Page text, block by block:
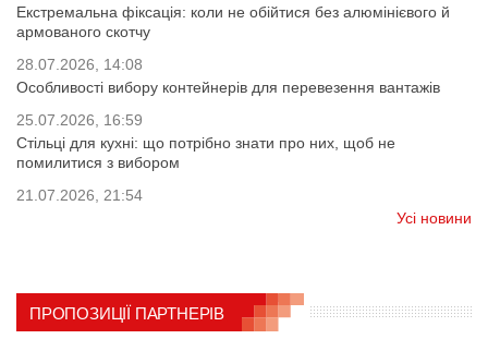
Екстремальна фіксація: коли не обійтися без алюмінієвого й
армованого скотчу
28.07.2026, 14:08
Особливості вибору контейнерів для перевезення вантажів
25.07.2026, 16:59
Стільці для кухні: що потрібно знати про них, щоб не
помилитися з вибором
21.07.2026, 21:54
Усі новини
ПРОПОЗИЦІЇ ПАРТНЕРІВ